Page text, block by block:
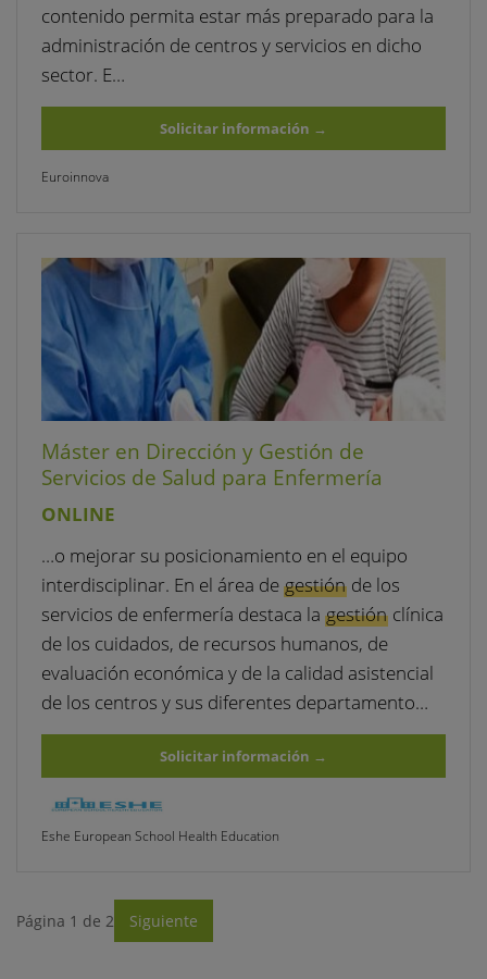
contenido permita estar más preparado para la
administración de centros y servicios en dicho
sector. E…
Solicitar información →
Euroinnova
Máster en Dirección y Gestión de
Servicios de Salud para Enfermería
ONLINE
…o mejorar su posicionamiento en el equipo
interdisciplinar. En el área de gestiónde los
servicios de enfermería destaca la gestiónclínica
de los cuidados, de recursos humanos, de
evaluación económica y de la calidad asistencial
de los centros y sus diferentes departamento…
Solicitar información →
Eshe European School Health Education
Página 1 de 2 Siguiente